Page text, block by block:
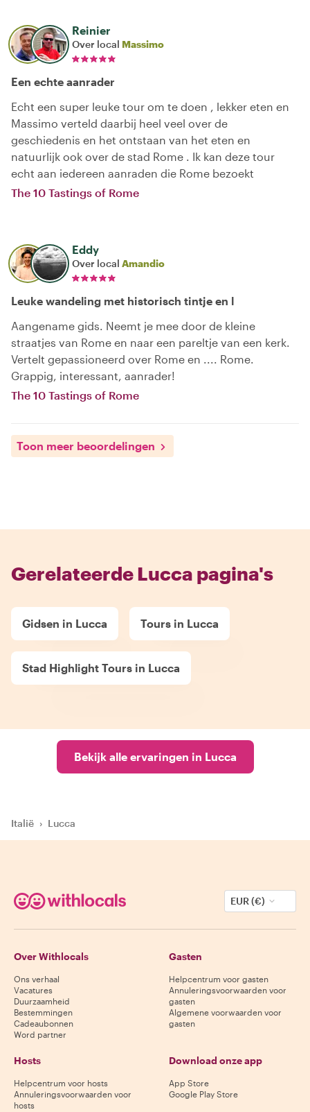
Reinier
Over local Massimo
Een echte aanrader
Echt een super leuke tour om te doen , lekker eten en
Massimo verteld daarbij heel veel over de
geschiedenis en het ontstaan van het eten en
natuurlijk ook over de stad Rome . Ik kan deze tour
echt aan iedereen aanraden die Rome bezoekt
The 10 Tastings of Rome
Eddy
Over local Amandio
Leuke wandeling met historisch tintje en l
Aangename gids. Neemt je mee door de kleine
straatjes van Rome en naar een pareltje van een kerk.
Vertelt gepassioneerd over Rome en .... Rome.
Grappig, interessant, aanrader!
The 10 Tastings of Rome
Toon meer beoordelingen
Gerelateerde Lucca pagina's
Gidsen in Lucca Tours in Lucca
Stad Highlight Tours in Lucca
Bekijk alle ervaringen in Lucca
Italië › Lucca
EUR (€)
Over Withlocals
Ons verhaal
Vacatures
Duurzaamheid
Bestemmingen
Cadeaubonnen
Word partner
Gasten
Helpcentrum voor gasten
Annuleringsvoorwaarden voor
gasten
Algemene voorwaarden voor
gasten
Hosts
Helpcentrum voor hosts
Annuleringsvoorwaarden voor
hosts
Download onze app
App Store
Google Play Store